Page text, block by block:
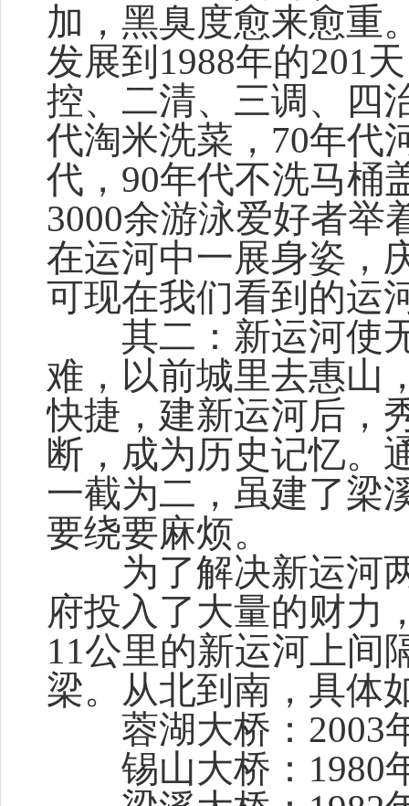
加，黑臭度愈来愈重
发展到1988年的201
控、二清、三调、四
代淘米洗菜，70年代
代，90年代不洗马桶
3000余游泳爱好者举
在运河中一展身姿，
可现在我们看到的运
其二：新运河使无
难，以前城里去惠山
快捷，建新运河后，
断，成为历史记忆。
一截为二，虽建了梁
要绕要麻烦。
为了解决新运河两
府投入了大量的财力
11公里的新运河上间
梁。从北到南，具体
蓉湖大桥：2003
锡山大桥：1980年